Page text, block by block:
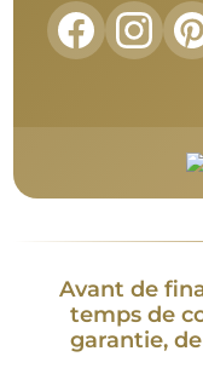
Avant de
temps de
garantie,